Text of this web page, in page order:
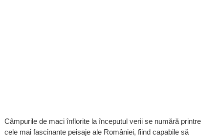
Câmpurile de maci înflorite la începutul verii se numără printre
cele mai fascinante peisaje ale României, fiind capabile să